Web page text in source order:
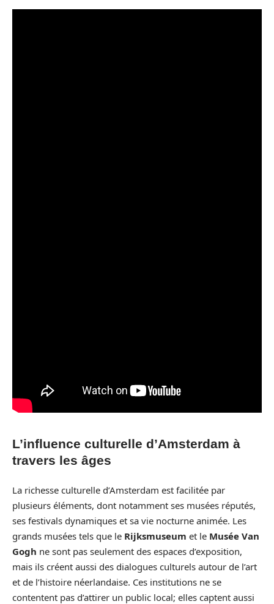
L’influence culturelle d’Amsterdam à
travers les âges
La richesse culturelle d’Amsterdam est facilitée par
plusieurs éléments, dont notamment ses musées réputés,
ses festivals dynamiques et sa vie nocturne animée. Les
grands musées tels que le Rijksmuseum et le Musée Van
Gogh ne sont pas seulement des espaces d’exposition,
mais ils créent aussi des dialogues culturels autour de l’art
et de l’histoire néerlandaise. Ces institutions ne se
contentent pas d’attirer un public local; elles captent aussi